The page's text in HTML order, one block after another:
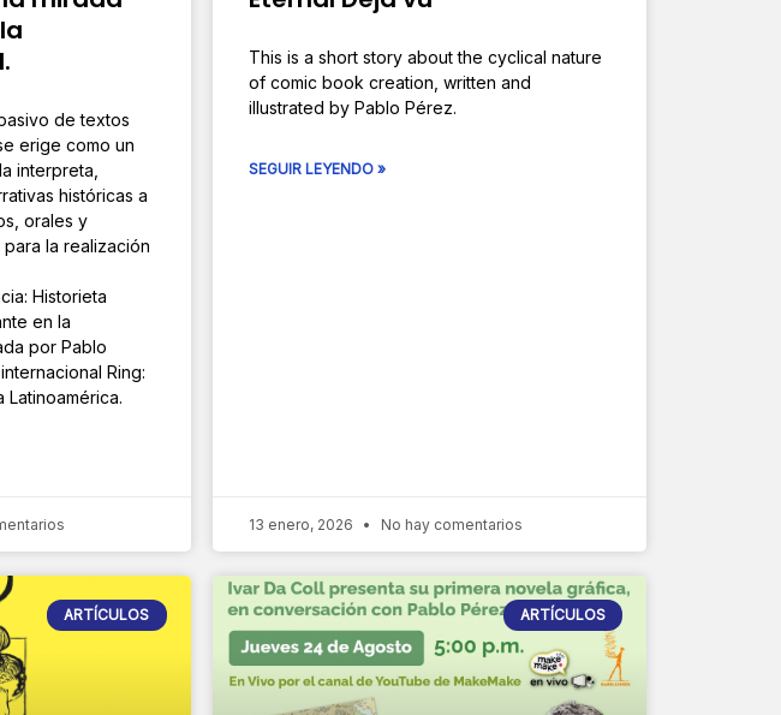
de textos
erige como un
interpreta,
históricas a
orales y
la realización
Historieta
en la
por Pablo
Ring:
Latinoamérica.
This is a short story about the cyclical nature
of comic book creation, written and
illustrated by Pablo Pérez.
SEGUIR LEYENDO »
13 enero, 2026 No hay comentarios
ARTÍCULOS ARTÍCULOS